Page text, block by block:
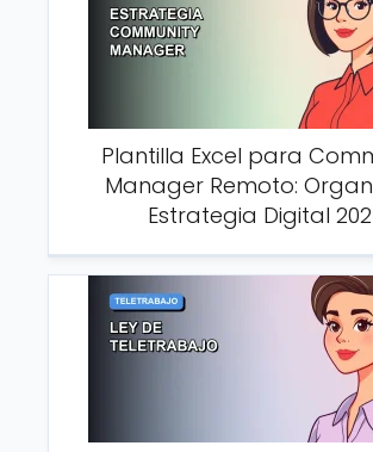
Plantilla Excel para
Manager Remoto:
Estrategia Digital